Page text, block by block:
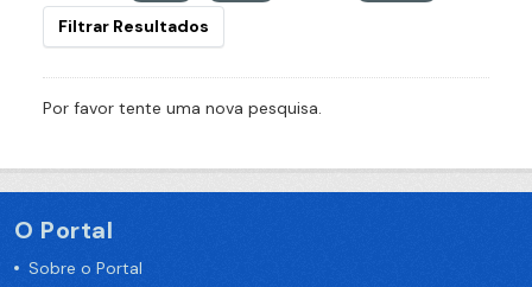
Filtrar Resultados
Por favor tente uma nova pesquisa.
O Portal
Sobre o Portal